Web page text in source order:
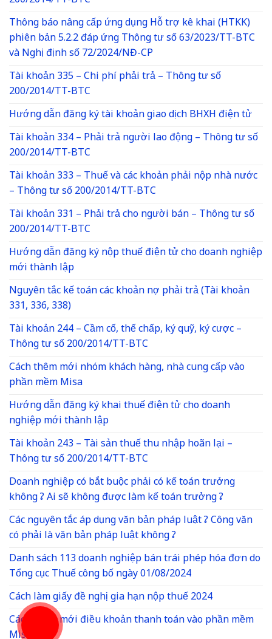
Thông báo nâng cấp ứng dụng Hỗ trợ kê khai (HTKK)
phiên bản 5.2.2 đáp ứng Thông tư số 63/2023/TT-BTC
và Nghị định số 72/2024/NĐ-CP
Tài khoản 335 – Chi phí phải trả – Thông tư số
200/2014/TT-BTC
Hướng dẫn đăng ký tài khoản giao dịch BHXH điện tử
Tài khoản 334 – Phải trả người lao động – Thông tư số
200/2014/TT-BTC
Tài khoản 333 – Thuế và các khoản phải nộp nhà nước
– Thông tư số 200/2014/TT-BTC
Tài khoản 331 – Phải trả cho người bán – Thông tư số
200/2014/TT-BTC
Hướng dẫn đăng ký nộp thuế điện tử cho doanh nghiệp
mới thành lập
Nguyên tắc kế toán các khoản nợ phải trả (Tài khoản
331, 336, 338)
Tài khoản 244 – Cầm cố, thế chấp, ký quỹ, ký cược –
Thông tư số 200/2014/TT-BTC
Cách thêm mới nhóm khách hàng, nhà cung cấp vào
phần mềm Misa
Hướng dẫn đăng ký khai thuế điện tử cho doanh
nghiệp mới thành lập
Tài khoản 243 – Tài sản thuế thu nhập hoãn lại –
Thông tư số 200/2014/TT-BTC
Doanh nghiệp có bắt buộc phải có kế toán trưởng
không ? Ai sẽ không được làm kế toán trưởng ?
Các nguyên tắc áp dụng văn bản pháp luật ? Công văn
có phải là văn bản pháp luật không ?
Danh sách 113 doanh nghiệp bán trái phép hóa đơn do
Tổng cục Thuế công bố ngày 01/08/2024
Cách làm giấy đề nghị gia hạn nộp thuế 2024
Cách thêm mới điều khoản thanh toán vào phần mềm